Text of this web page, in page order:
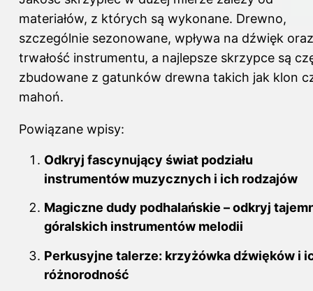
materiałów, z których są wykonane. Drewno,
szczególnie sezonowane, wpływa na dźwięk oraz
trwałość instrumentu, a najlepsze skrzypce są
zbudowane z gatunków drewna takich jak klon
mahoń.
Powiązane wpisy:
Odkryj fascynujący świat podziału
instrumentów muzycznych i ich rodzajów
Magiczne dudy podhalańskie – odkryj
góralskich instrumentów melodii
Perkusyjne talerze: krzyżówka dźwięków i
różnorodność